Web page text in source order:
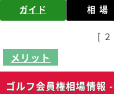
ガイド 相場
[
メリット
ゴルフ会員権相場情報